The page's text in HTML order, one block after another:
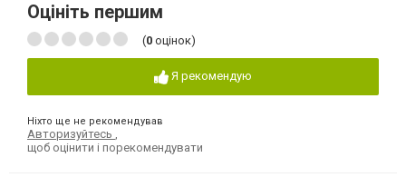
Оцініть першим
(0 оцінок)
Я рекомендую
Ніхто ще не рекомендував
Авторизуйтесь
щоб оцінити і порекомендувати